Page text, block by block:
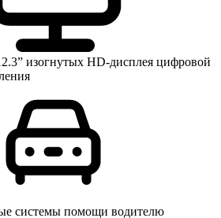
изогнутых HD-дисплея цифровой
системы помощи водителю